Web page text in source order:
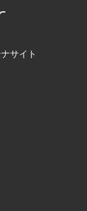
サイト